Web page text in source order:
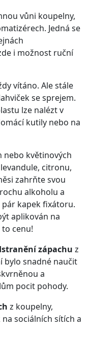
vůni koupelny,
Jedná se
i možnost ruční
vítáno. Ale stále
se sprejem.
lze nalézt v
kutily nebo na
nebo květinových
citronu,
zahrňte svou
alkoholu a
kapek fixátoru.
aplikován na
cenu!
zápachu z
bylo snadné naučit
a
pocit pohody.
z koupelny,
sociálních sítích a